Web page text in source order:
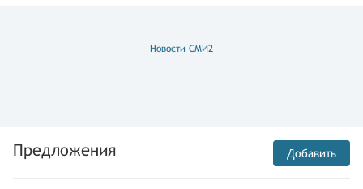
Новости СМИ2
Предложения Добавить